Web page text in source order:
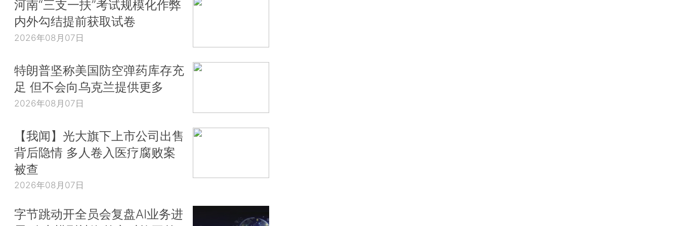
河南“三支一扶”考试规模化作弊
内外勾结提前获取试卷
2026年08月07日
特朗普坚称美国防空弹药库存充
足 但不会向乌克兰提供更多
2026年08月07日
【我闻】光大旗下上市公司出售
背后隐情 多人卷入医疗腐败案
被查
2026年08月07日
字节跳动开全员会复盘AI业务进